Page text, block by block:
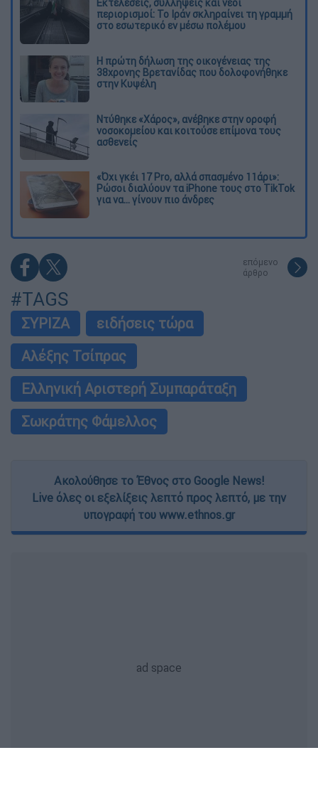
Εκτελέσεις, συλλήψεις και νέοι
περιορισμοί: Το Ιράν σκληραίνει τη γραμμή
στο εσωτερικό εν μέσω πολέμου
Η πρώτη δήλωση της οικογένειας της
38χρονης Βρετανίδας που δολοφονήθηκε
στην Κυψέλη
Ντύθηκε «Χάρος», ανέβηκε στην οροφή
νοσοκομείου και κοιτούσε επίμονα τους
ασθενείς
«Όχι γκέι 17 Pro, αλλά σπασμένο 11άρι»:
Ρώσοι διαλύουν τα iPhone τους στο TikTok
για να... γίνουν πιο άνδρες
επόμενο
άρθρο
#TAGS
ΣΥΡΙΖΑ
ειδήσεις τώρα
Αλέξης Τσίπρας
Ελληνική Αριστερή Συμπαράταξη
Σωκράτης Φάμελλος
Ακολούθησε το Έθνος στο Google News!
Live όλες οι εξελίξεις λεπτό προς λεπτό, με την
υπογραφή του www.ethnos.gr